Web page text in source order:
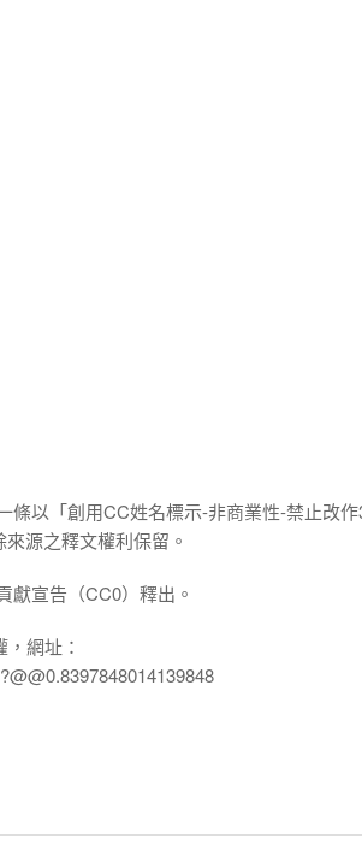
以「創用CC姓名標示-非商業性-禁止改
源之釋文權利保留。
獻宣告（CC0）釋出。
網址：